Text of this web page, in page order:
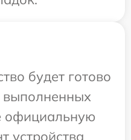
будет готово
выполненных
официальную
устройства